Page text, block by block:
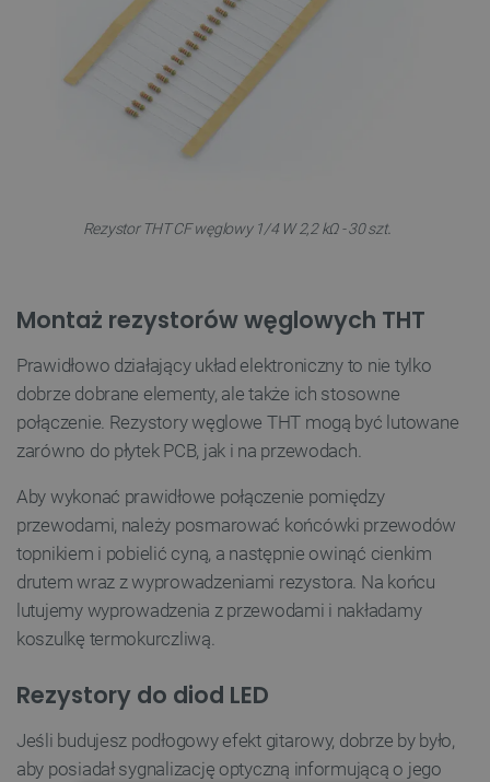
Rezystor THT CF węglowy 1/4 W 2,2 kΩ - 30 szt.
Montaż rezystorów węglowych THT
Prawidłowo działający układ elektroniczny to nie tylko
dobrze dobrane elementy, ale także ich stosowne
połączenie. Rezystory węglowe THT mogą być lutowane
zarówno do płytek PCB, jak i na przewodach.
Aby wykonać prawidłowe połączenie pomiędzy
przewodami, należy posmarować końcówki przewodów
topnikiem i pobielić cyną, a następnie owinąć cienkim
drutem wraz z wyprowadzeniami rezystora. Na końcu
lutujemy wyprowadzenia z przewodami i nakładamy
koszulkę termokurczliwą.
Rezystory do diod LED
Jeśli budujesz podłogowy efekt gitarowy, dobrze by było,
aby posiadał sygnalizację optyczną informującą o jego